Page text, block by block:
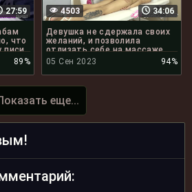
27:59
что
писи
89%
34:06
4503
Девушка не сдержала своих
желаний, и позволила
отлизать себе на массаже
05 Сен 2023
94%
еще...